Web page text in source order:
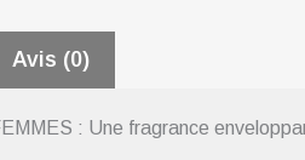
Avis (0)
: Une fragrance